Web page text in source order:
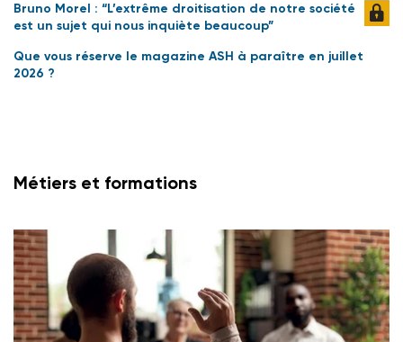
Bruno Morel : “L’extrême droitisation de notre société
est un sujet qui nous inquiète beaucoup”
Que vous réserve le magazine ASH à paraître en juillet
2026 ?
Métiers et formations